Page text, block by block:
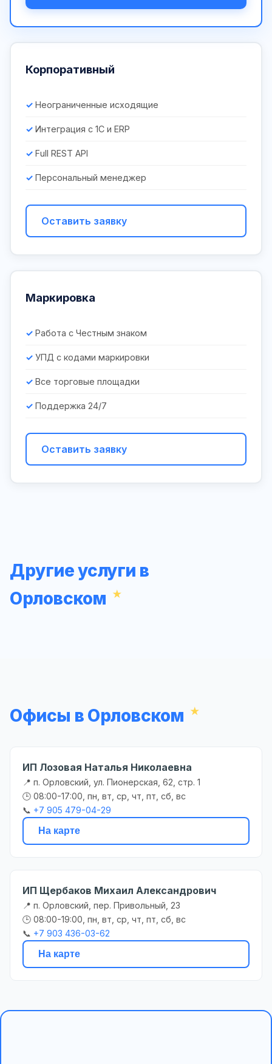
Корпоративный
Неограниченные исходящие
Интеграция с 1С и ERP
Full REST API
Персональный менеджер
Оставить заявку
Маркировка
Работа с Честным знаком
УПД с кодами маркировки
Все торговые площадки
Поддержка 24/7
Оставить заявку
Другие услуги в
Орловском
Офисы в Орловском
ИП Лозовая Наталья Николаевна
📍 п. Орловский, ул. Пионерская, 62, стр. 1
🕒 08:00-17:00, пн, вт, ср, чт, пт, сб, вс
📞 +7 905 479-04-29
На карте
ИП Щербаков Михаил Александрович
📍 п. Орловский, пер. Привольный, 23
🕒 08:00-19:00, пн, вт, ср, чт, пт, сб, вс
📞 +7 903 436-03-62
На карте